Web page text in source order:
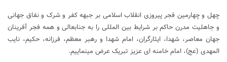
چهل و چهارمین فجر پیروزی انقلاب اسلامی بر جبهه کفر و شرک و نفاق جهانی
و جاهلیت مدرن حاکم بر شرایط بین المللی را به جنابعالی و همه فجر آفرینان
جهان معاصر، شهدا، ایثارگران، امام شهدا و رهبر معظم، فرزانه، حکیم، نایب
المهدی (عج)، امام خامنه ای عزیز تبریک عرض مینماییم.